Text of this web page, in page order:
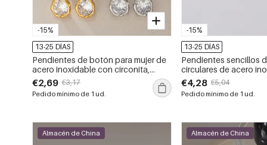
-15%
13-25 DÍAS
Pendientes de botón para mujer de
acero inoxidable con circonita,
forma geométrica de corazón simple
e impermeable.
€2,69 €3,17
Pedido mínimo de 1 ud.
-15%
13-25 DÍAS
Pendientes sencillos
circulares de acero
impermeables, color
circonita para mujer.
€4,28 €5,04
Pedido mínimo de 1 ud.
Almacén de China Almacén de China